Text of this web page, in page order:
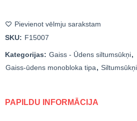
Pievienot vēlmju sarakstam
SKU: F15007
Kategorijas: Gaiss - Ūdens siltumsūkņi,
Gaiss-ūdens monobloka tipa, Siltumsūkņi
PAPILDU INFORMĀCIJA